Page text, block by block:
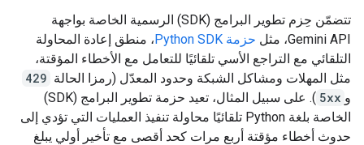
تتضمّن حِزم تطوير البرامج (SDK) الرسمية الخاصة بواجهة
Gemini API، مثل
حزمة Python SDK
، منطق إعادة المحاولة
التلقائي مع التراجع الأسي تلقائيًا للتعامل مع الأخطاء المؤقتة،
مثل المهلات ومشاكل الشبكة وحدود المعدّل (رمزا الحالة 429
و 5xx
). على سبيل المثال، تعيد حزمة تطوير البرامج (SDK)
الخاصة بلغة Python تلقائيًا محاولة تنفيذ العمليات التي تؤدي إلى
حدوث أخطاء مؤقتة أربع مرات كحد أقصى مع تأخير أولي يبلغ